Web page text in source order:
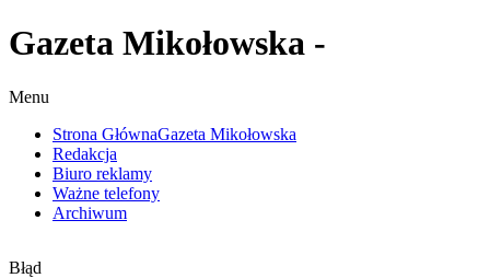
Gazeta Mikołowska -
Menu
Strona GłównaGazeta Mikołowska
Redakcja
Biuro reklamy
Ważne telefony
Archiwum
Błąd